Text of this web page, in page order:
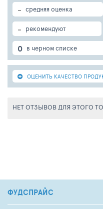
- средняя оценка
- рекомендуют
0 в черном списке
ОЦЕНИТЬ КАЧЕСТВО
НЕТ ОТЗЫВОВ ДЛЯ ЭТОГО
ФУДСПРАЙС